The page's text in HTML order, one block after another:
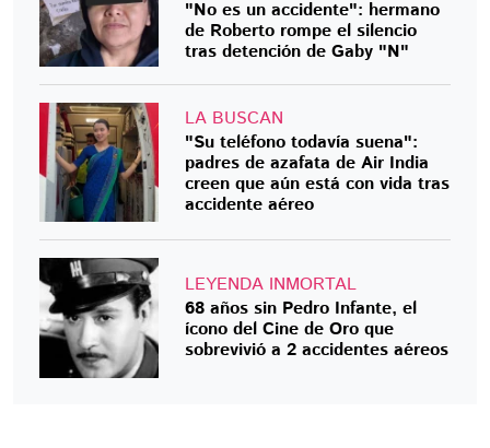
"No es un accidente": hermano
de Roberto rompe el silencio
tras detención de Gaby "N"
LA BUSCAN
"Su teléfono todavía suena":
padres de azafata de Air India
creen que aún está con vida tras
accidente aéreo
LEYENDA INMORTAL
68 años sin Pedro Infante, el
ícono del Cine de Oro que
sobrevivió a 2 accidentes aéreos